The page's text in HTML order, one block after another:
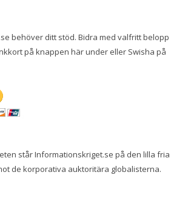
behöver ditt stöd. Bidra med valfritt belopp
på knappen här under eller Swisha på
står Informationskriget.se på den lilla fria
de korporativa auktoritära globalisterna.